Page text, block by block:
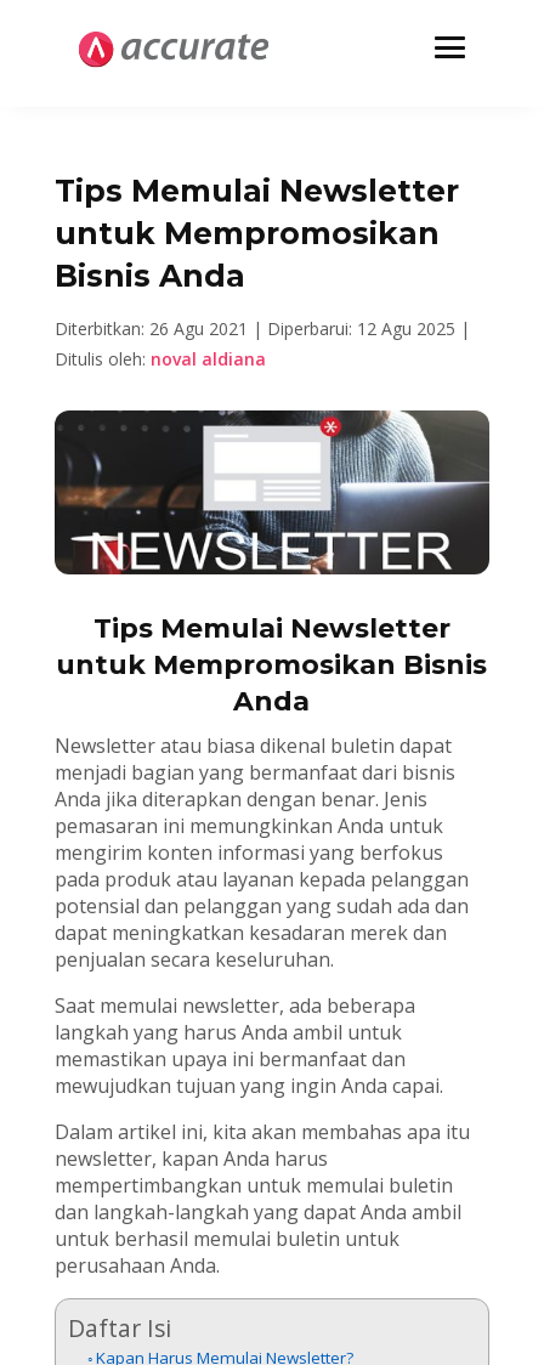
Tips Memulai Newsletter
untuk Mempromosikan
Bisnis Anda
Diterbitkan: 26 Agu 2021 | Diperbarui: 12 Agu 2025 |
Ditulis oleh: noval aldiana
Tips Memulai Newsletter
untuk Mempromosikan Bisnis
Anda
Newsletter atau biasa dikenal buletin dapat
menjadi bagian yang bermanfaat dari bisnis
Anda jika diterapkan dengan benar. Jenis
pemasaran ini memungkinkan Anda untuk
mengirim konten informasi yang berfokus
pada produk atau layanan kepada pelanggan
potensial dan pelanggan yang sudah ada dan
dapat meningkatkan kesadaran merek dan
penjualan secara keseluruhan.
Saat memulai newsletter, ada beberapa
langkah yang harus Anda ambil untuk
memastikan upaya ini bermanfaat dan
mewujudkan tujuan yang ingin Anda capai.
Dalam artikel ini, kita akan membahas apa itu
newsletter, kapan Anda harus
mempertimbangkan untuk memulai buletin
dan langkah-langkah yang dapat Anda ambil
untuk berhasil memulai buletin untuk
perusahaan Anda.
Daftar Isi
Kapan Harus Memulai Newsletter?